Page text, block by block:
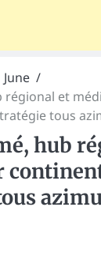
June
régional et
tous
hub